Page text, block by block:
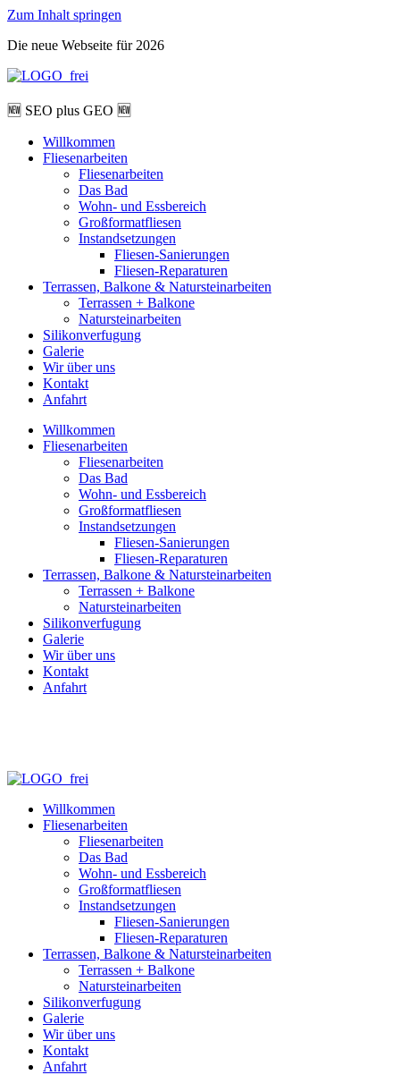
Zum Inhalt springen
Die neue Webseite für 2026
🆕 SEO plus GEO 🆕
Willkommen
Fliesenarbeiten
Fliesenarbeiten
Das Bad
Wohn- und Essbereich
Großformatfliesen
Instandsetzungen
Fliesen-Sanierungen
Fliesen-Reparaturen
Terrassen, Balkone & Natursteinarbeiten
Terrassen + Balkone
Natursteinarbeiten
Silikonverfugung
Galerie
Wir über uns
Kontakt
Anfahrt
Willkommen
Fliesenarbeiten
Fliesenarbeiten
Das Bad
Wohn- und Essbereich
Großformatfliesen
Instandsetzungen
Fliesen-Sanierungen
Fliesen-Reparaturen
Terrassen, Balkone & Natursteinarbeiten
Terrassen + Balkone
Natursteinarbeiten
Silikonverfugung
Galerie
Wir über uns
Kontakt
Anfahrt
Willkommen
Fliesenarbeiten
Fliesenarbeiten
Das Bad
Wohn- und Essbereich
Großformatfliesen
Instandsetzungen
Fliesen-Sanierungen
Fliesen-Reparaturen
Terrassen, Balkone & Natursteinarbeiten
Terrassen + Balkone
Natursteinarbeiten
Silikonverfugung
Galerie
Wir über uns
Kontakt
Anfahrt